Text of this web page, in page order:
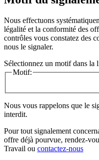
Nous effectuons
légalité et la conformité des
contrôles vous constatez des
nous le signaler.
Sélectionnez un motif dans la
Motif:
Nous vous rappelons que le
interdit.
Pour tout signalement
offre déjà pourvue, rendez-
Travail ou contactez-nous